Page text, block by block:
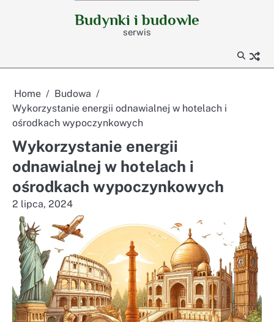
Budynki i budowle
serwis
Home
Budowa
Wykorzystanie energii odnawialnej w hotelach i
ośrodkach wypoczynkowych
Wykorzystanie energii
odnawialnej w hotelach i
ośrodkach wypoczynkowych
2 lipca, 2024